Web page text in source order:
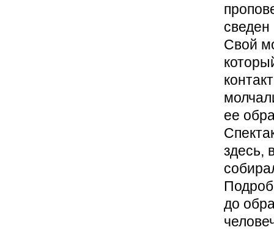
Свой
ее
здесь,
до